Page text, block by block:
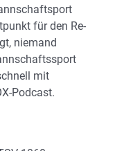
für den Re-
niemand
mit
Podcast.